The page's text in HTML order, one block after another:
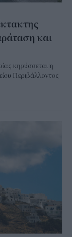
και
κηρύσσεται η
Περιβάλλοντος